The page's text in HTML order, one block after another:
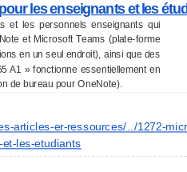
les enseignants et les
et les personnels enseignants qui
et Microsoft Teams (plate-forme
en un seul endroit), ainsi que des
A1 » fonctionne essentiellement en
de bureau pour OneNote).
articles-er-ressources/../1272-
et-les-etudiants